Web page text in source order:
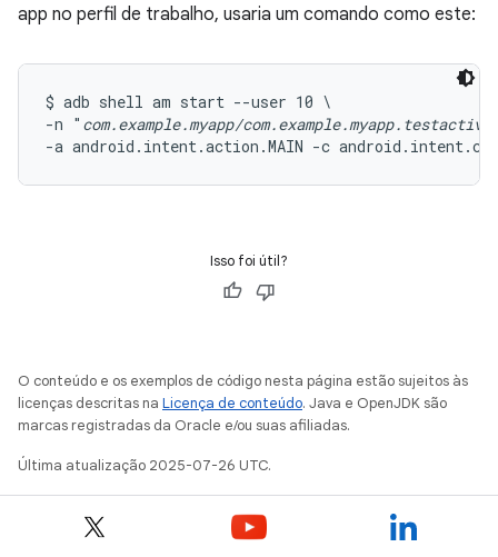
app no perfil de trabalho, usaria um comando como este:
$ adb shell am start --user 10 \
-n " com.example.myapp/
-a android.intent.action.MAIN -c
Isso foi útil?
O conteúdo e os exemplos de código nesta página estão sujeitos às
licenças descritas na Licença de conteúdo. Java e OpenJDK são
marcas registradas da Oracle e/ou suas afiliadas.
Última atualização 2025-07-26 UTC.